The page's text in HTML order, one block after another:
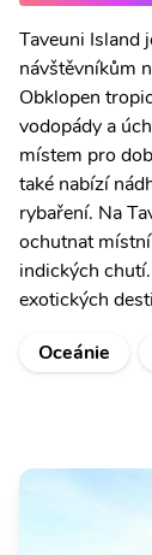
Taveuni Island
návštěvníkům
Obklopen
vodopády a
místem pro
také nabízí
rybaření. Na
ochutnat
indických
exotických
Oceánie